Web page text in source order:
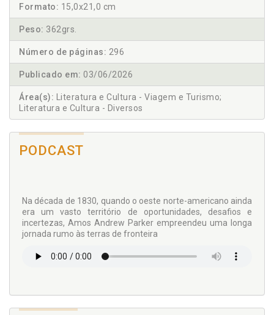
Formato: 15,0x21,0 cm
Peso: 362grs.
Número de páginas: 296
Publicado em: 03/06/2026
Área(s): Literatura e Cultura - Viagem e Turismo;
Literatura e Cultura - Diversos
PODCAST
Na década de 1830, quando o oeste norte-americano ainda
era um vasto território de oportunidades, desafios e
incertezas, Amos Andrew Parker empreendeu uma longa
jornada rumo às terras de fronteira